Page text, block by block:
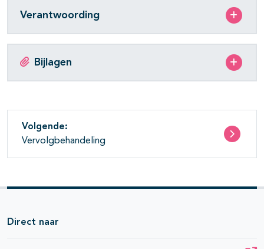
Verantwoording
Bijlagen
Volgende:
Vervolgbehandeling
Direct naar